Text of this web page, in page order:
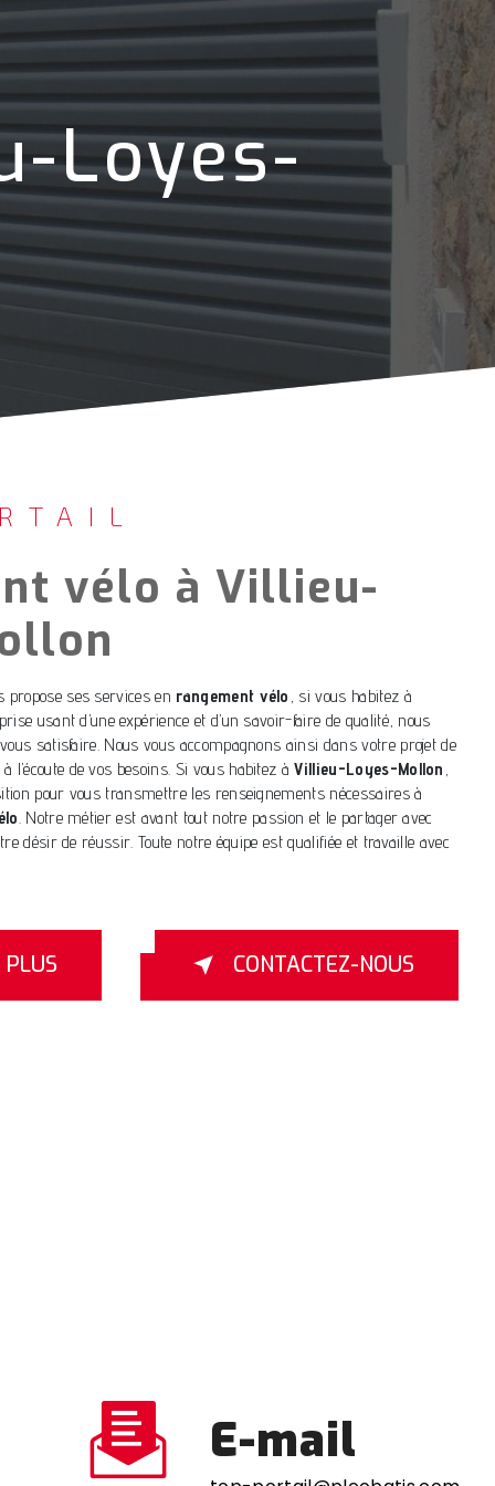
Loyes-
vélo à Villieu-
propose ses services en rangement vélo , si vous habitez à
usant d’une expérience et d’un savoir-faire de qualité, nous
satisfaire. Nous vous accompagnons ainsi dans votre projet de
l’écoute de vos besoins. Si vous habitez àVillieu-Loyes-Mollon ,
pour vous transmettre les renseignements nécessaires à
. Notre métier est avant tout notre passion et le partager avec
désir de réussir. Toute notre équipe est qualifiée et travaille avec
PLUS CONTACTEZ-NOUS
E-mail